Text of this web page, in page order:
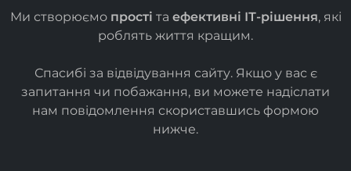
роблять життя кращим.
Спасибі за відвідування сайту. Якщо у вас є
запитання чи побажання, ви можете надіслати
нам повідомлення скориставшись формою
нижче